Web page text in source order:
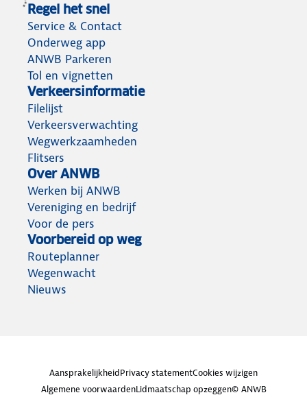
Regel het snel
Service & Contact
Onderweg app
ANWB Parkeren
Tol en vignetten
Verkeersinformatie
Filelijst
Verkeersverwachting
Wegwerkzaamheden
Flitsers
Over ANWB
Werken bij ANWB
Vereniging en bedrijf
Voor de pers
Voorbereid op weg
Routeplanner
Wegenwacht
Nieuws
AansprakelijkheidPrivacy statementCookies wijzigen
Algemene voorwaardenLidmaatschap opzeggen© ANWB